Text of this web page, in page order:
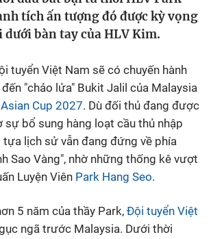
tích ấn tượng đó được kỳ vọng
bàn tay của HLV Kim.
tuyển Việt Nam sẽ có chuyến hành
"chảo lửa" Bukit Jalil của Malaysia
Asian Cup 2027. Dù đối thủ đang được
sự bổ sung hàng loạt cầu thủ nhập
lịch sử vẫn đang đứng về phía
Sao Vàng", nhờ những thống kê vượt
Luyện Viên Park Hang Seo.
5 năm của thầy Park, Đội tuyển Việt
ngã trước Malaysia. Dưới thời